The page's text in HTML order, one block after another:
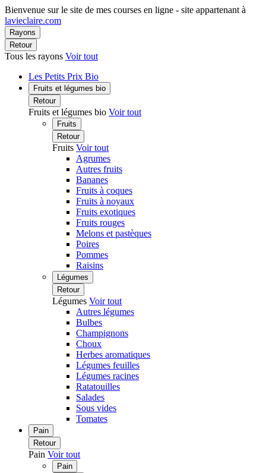
Bienvenue sur le site de mes courses en ligne - site appartenant à
lavieclaire.com
Rayons
Retour
Tous les rayons Voir tout
Les Petits Prix Bio
Fruits et légumes bio
Retour
Fruits et légumes bio Voir tout
Fruits
Retour
Fruits Voir tout
Agrumes
Autres fruits
Bananes
Fruits à coques
Fruits à noyaux
Fruits exotiques
Fruits rouges
Melons et pastèques
Poires
Pommes
Raisins
Légumes
Retour
Légumes Voir tout
Autres légumes
Bulbes
Champignons
Choux
Herbes aromatiques
Légumes feuilles
Légumes racines
Ratatouilles
Salades
Sous vides
Tomates
Pain
Retour
Pain Voir tout
Pain